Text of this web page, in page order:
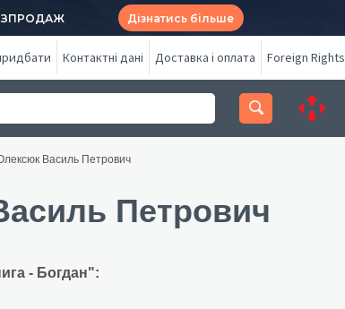
Дізнатись більше
Контактні дані Доставка і оплата Foreign Rights
Василь Петрович
Петрович
- Богдан":